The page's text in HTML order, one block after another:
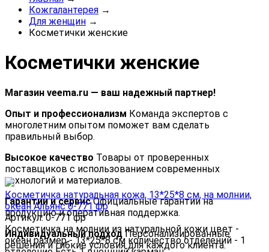
Кожгалантерея →
Для женщин →
Косметички женские
Косметички женские
Магазин veema.ru — ваш надежный партнер!
Опыт и профессионализм Команда экспертов с
многолетним опытом поможет вам сделать
правильный выбор.
Высокое качество Товары от проверенных
поставщиков с использованием современных
технологий и материалов.
Гарантии и сервисОфициальные гарантии на
продукцию и оперативная поддержка.
Индивидуальный подход Персонализированные
решения и гибкие условия для каждого клиента.
Косметичка натуральная кожа, 13*25*8 см, на молнии,
океан Альянс 0-771 фр
Артикул: 0-771 фр
Косметичка на молнии из натуральной кожи цвет -
океан размер - 13*25*8 см количество отделений - 1